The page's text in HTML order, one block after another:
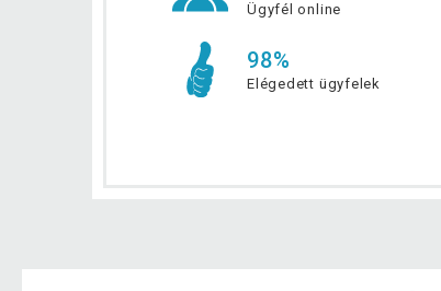
Ügyfél online
98%
Elégedett ügyfelek